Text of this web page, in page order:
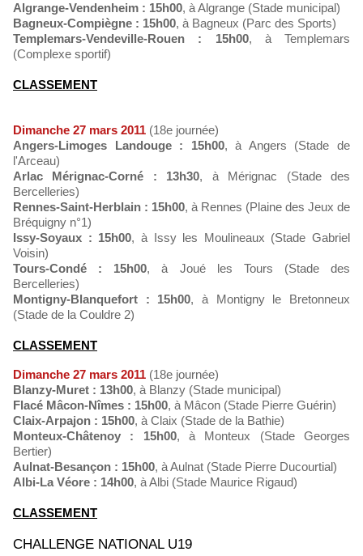
Algrange-Vendenheim : 15h00, à Algrange (Stade municipal)
Bagneux-Compiègne : 15h00, à Bagneux (Parc des Sports)
Templemars-Vendeville-Rouen : 15h00, à Templemars
(Complexe sportif)
CLASSEMENT
Dimanche 27 mars 2011 (18e journée)
Angers-Limoges Landouge : 15h00, à Angers (Stade de
l'Arceau)
Arlac Mérignac-Corné : 13h30, à Mérignac (Stade des
Bercelleries)
Rennes-Saint-Herblain : 15h00, à Rennes (Plaine des Jeux de
Bréquigny n°1)
Issy-Soyaux : 15h00, à Issy les Moulineaux (Stade Gabriel
Voisin)
Tours-Condé : 15h00, à Joué les Tours (Stade des
Bercelleries)
Montigny-Blanquefort : 15h00, à Montigny le Bretonneux
(Stade de la Couldre 2)
CLASSEMENT
Dimanche 27 mars 2011 (18e journée)
Blanzy-Muret : 13h00, à Blanzy (Stade municipal)
Flacé Mâcon-Nîmes : 15h00, à Mâcon (Stade Pierre Guérin)
Claix-Arpajon : 15h00, à Claix (Stade de la Bathie)
Monteux-Châtenoy : 15h00, à Monteux (Stade Georges
Bertier)
Aulnat-Besançon : 15h00, à Aulnat (Stade Pierre Ducourtial)
Albi-La Véore : 14h00, à Albi (Stade Maurice Rigaud)
CLASSEMENT
CHALLENGE NATIONAL U19